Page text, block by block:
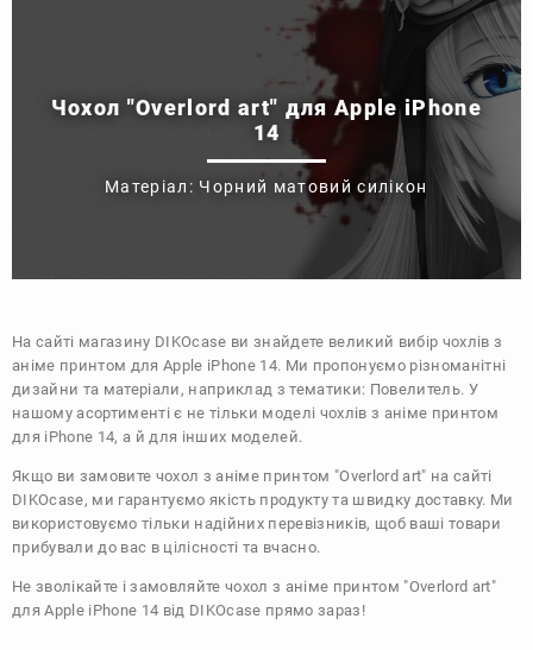
Чохол "Overlord art" для Apple iPhone
14
Матеріал: Чорний матовий силікон
На сайті магазину DIKOcase ви знайдете великий вибір чохлів з
аніме принтом для Apple iPhone 14. Ми пропонуємо різноманітні
дизайни та матеріали, наприклад з тематики: Повелитель. У
нашому асортименті є не тільки моделі чохлів з аніме принтом
для iPhone 14, а й для інших моделей.
Якщо ви замовите чохол з аніме принтом "Overlord art" на сайті
DIKOcase, ми гарантуємо якість продукту та швидку доставку. Ми
використовуємо тільки надійних перевізників, щоб ваші товари
прибували до вас в цілісності та вчасно.
Не зволікайте і замовляйте чохол з аніме принтом "Overlord art"
для Apple iPhone 14 від DIKOcase прямо зараз!